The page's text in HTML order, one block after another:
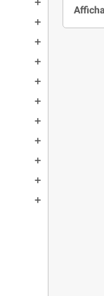
add
add
add
add
add
add
add
add
add
add
add